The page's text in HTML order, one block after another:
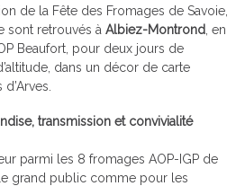
de la Fête des Fromages de Savoie,
sont retrouvés à Albiez-Montrond , en
Beaufort, pour deux jours de
dans un décor de carte
transmission et convivialité
parmi les 8 fromages AOP-IGP de
grand public comme pour les